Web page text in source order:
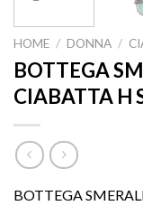
HOME / DONNA /
BOTTEGA
CIABATTA H
BOTTEGA